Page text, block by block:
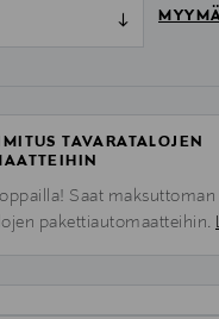
TAVARATALOJEN
Saat
pakettiautomaatteihin.